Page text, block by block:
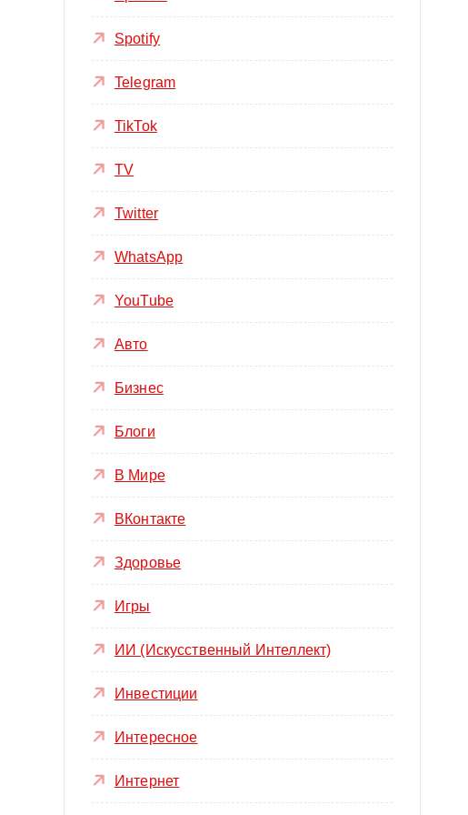
Spotify
Telegram
TikTok
TV
Twitter
WhatsApp
YouTube
Авто
Бизнес
Блоги
В Мире
ВКонтакте
Здоровье
Игры
ИИ (Искусственный Интеллект)
Инвестиции
Интересное
Интернет